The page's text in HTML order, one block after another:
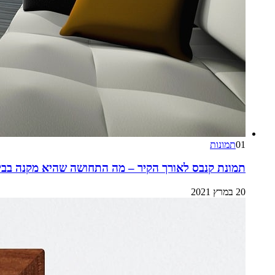
01תמונות
תמונת קנבס לאורך הקיר – מה התחושה שהיא מקנה
20 במרץ 2021